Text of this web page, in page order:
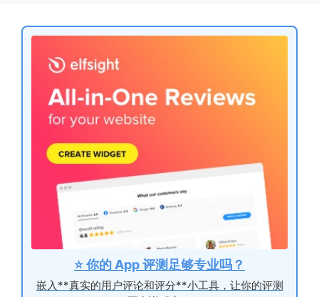
⭐ 你的 App 评测足够专业吗？
嵌入**真实的用户评论和评分**小工具，让你的评测